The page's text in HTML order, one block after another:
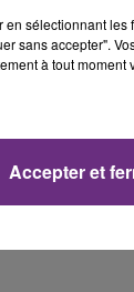
sélectionnant
sans accepter".
à tout
Accepter et